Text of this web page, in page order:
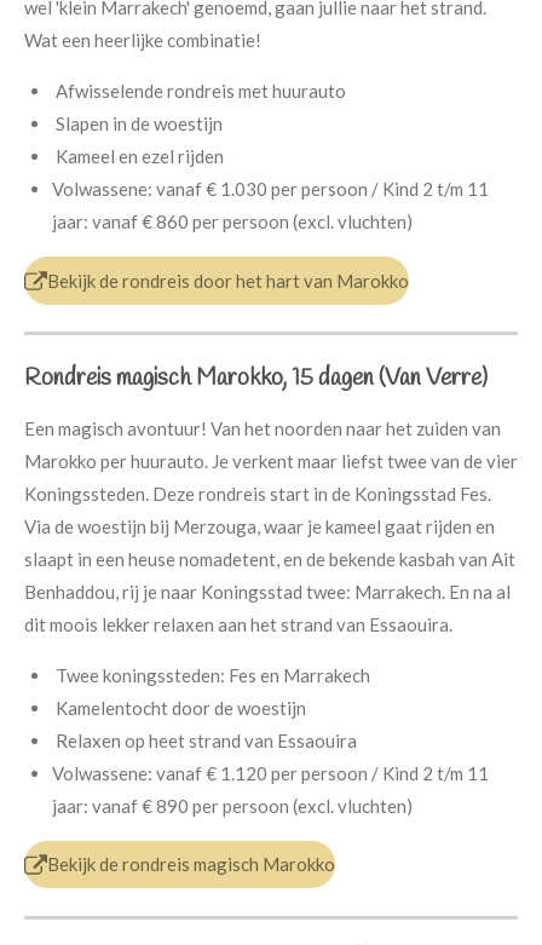
wel 'klein Marrakech' genoemd, gaan jullie naar het strand.
Wat een heerlijke combinatie!
Afwisselende rondreis met huurauto
Slapen in de woestijn
Kameel en ezel rijden
Volwassene: vanaf € 1.030 per persoon / Kind 2 t/m 11
jaar: vanaf € 860 per persoon (excl. vluchten)
Bekijk de rondreis door het hart van Marokko
Rondreis magisch Marokko, 15 dagen (Van Verre)
Een magisch avontuur! Van het noorden naar het zuiden van
Marokko per huurauto. Je verkent maar liefst twee van de vier
Koningssteden. Deze rondreis start in de Koningsstad Fes.
Via de woestijn bij Merzouga, waar je kameel gaat rijden en
slaapt in een heuse nomadetent, en de bekende kasbah van Ait
Benhaddou, rij je naar Koningsstad twee: Marrakech. En na al
dit moois lekker relaxen aan het strand van Essaouira.
Twee koningssteden: Fes en Marrakech
Kamelentocht door de woestijn
Relaxen op heet strand van Essaouira
Volwassene: vanaf € 1.120 per persoon / Kind 2 t/m 11
jaar: vanaf € 890 per persoon (excl. vluchten)
Bekijk de rondreis magisch Marokko